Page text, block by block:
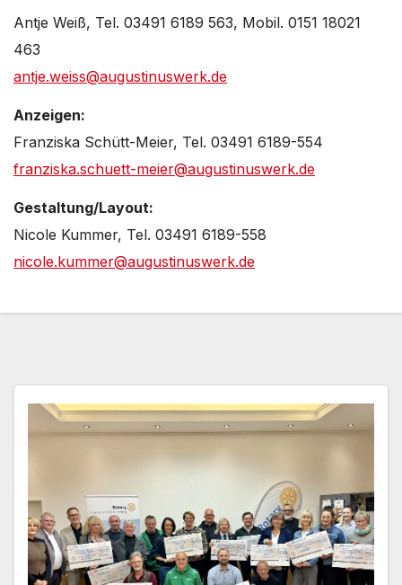
Antje Weiß, Tel. 03491 6189 563, Mobil. 0151 18021
463
antje.weiss@augustinuswerk.de
Anzeigen:
Franziska Schütt-Meier, Tel. 03491 6189-554
franziska.schuett-meier@augustinuswerk.de
Gestaltung/Layout:
Nicole Kummer, Tel. 03491 6189-558
nicole.kummer@augustinuswerk.de